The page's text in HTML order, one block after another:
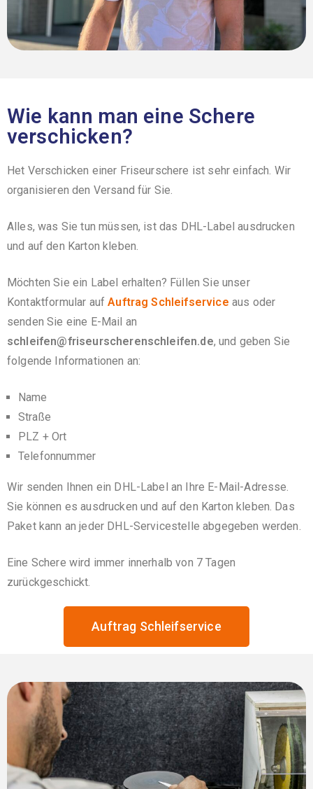
Wie kann man eine Schere
verschicken?
Het Verschicken einer Friseurschere ist sehr einfach. Wir
organisieren den Versand für Sie.
Alles, was Sie tun müssen, ist das DHL-Label ausdrucken
und auf den Karton kleben.
Möchten Sie ein Label erhalten? Füllen Sie unser
Kontaktformular aufAuftrag Schleifservice aus oder
senden Sie eine E-Mail an
schleifen@friseurscherenschleifen.de, und geben Sie
folgende Informationen an:
Name
Straße
PLZ + Ort
Telefonnummer
Wir senden Ihnen ein DHL-Label an Ihre E-Mail-Adresse.
Sie können es ausdrucken und auf den Karton kleben. Das
Paket kann an jeder DHL-Servicestelle abgegeben werden.
Eine Schere wird immer innerhalb von 7 Tagen
zurückgeschickt.
Auftrag Schleifservice